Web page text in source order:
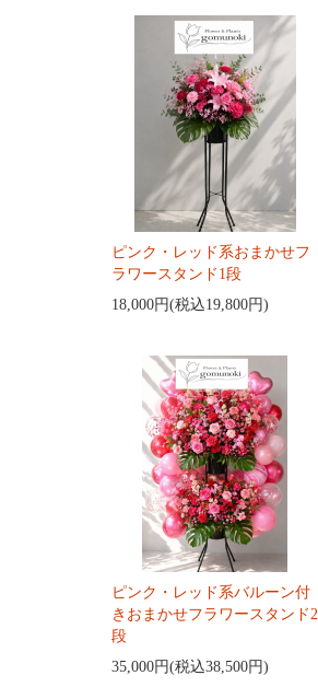
ピンク・レッド系おまかせフ
ラワースタンド1段
18,000円(税込19,800円)
ピンク・レッド系バルーン付
きおまかせフラワースタンド2
段
35,000円(税込38,500円)